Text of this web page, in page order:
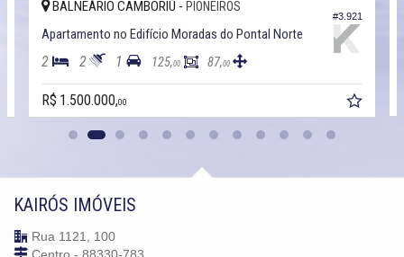
#3.921
BALNEÁRIO CAMBORIÚ - PIONEIROS
Apartamento no Edifício Moradas do Pontal Norte
2 2 1 125,00 87,00
R$ 1.500.000,00
KAIRÓS IMÓVEIS
Rua 1121, 100
Centro - 88330-783